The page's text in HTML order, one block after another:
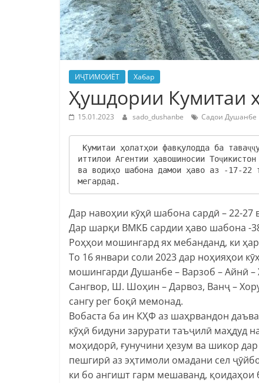
ИҶТИМОИЁТ Хабар
Ҳушдории Кумитаи
15.01.2023 sado_dushanbe Садои Душанбе
иттилои Агентии ҳавошиносии
ва водиҳо шабона дамои ҳаво аз -17-22
мегардад.
Дар навоҳии кӯҳӣ шабона сардӣ – 22-27
Дар шарқи ВМКБ сардии ҳаво шабона -
Роҳҳои мошингард ях мебанданд, ки
То 16 январи соли 2023 дар ноҳияҳои
мошингарди Душанбе – Варзоб – Айнӣ
Сангвор, Ш. Шоҳин – Дарвоз, Ванҷ –
сангу рег боқӣ мемонад.
Вобаста ба ин КҲФ аз шаҳрвандон
кӯҳӣ бидуни зарурати таъҷилӣ маҳдуд
моҳидорӣ, ғунучини ҳезум ва шикор
пешгирӣ аз эҳтимоли омадани сел
ки бо ангишт гарм мешаванд, қоидаҳои